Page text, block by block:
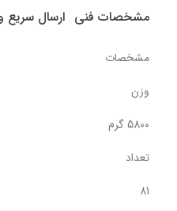
مشخصات فنی ارسال سریع
مشخصات
وزن
5800 گرم
تعداد
81